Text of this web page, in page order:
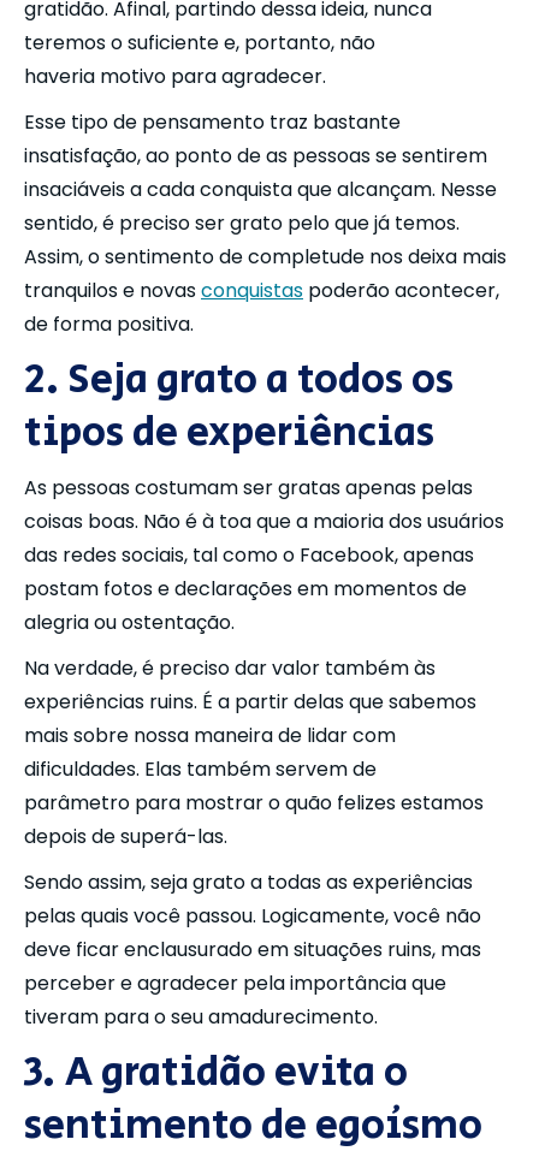
gratidão. Afinal, partindo dessa ideia, nunca
teremos o suficiente e, portanto, não
haveria motivo para agradecer.
Esse tipo de pensamento traz bastante
insatisfação, ao ponto de as pessoas se sentirem
insaciáveis a cada conquista que alcançam. Nesse
sentido, é preciso ser grato pelo que já temos.
Assim, o sentimento de completude nos deixa mais
tranquilos e novasconquistas poderão acontecer,
de forma positiva.
2. Seja grato a todos os
tipos de experiências
As pessoas costumam ser gratas apenas pelas
coisas boas. Não é à toa que a maioria dos usuários
das redes sociais, tal como o Facebook, apenas
postam fotos e declarações em momentos de
alegria ou ostentação.
Na verdade, é preciso dar valor também às
experiências ruins. É a partir delas que sabemos
mais sobre nossa maneira de lidar com
dificuldades. Elas também servem de
parâmetro para mostrar o quão felizes estamos
depois de superá-las.
Sendo assim, seja grato a todas as experiências
pelas quais você passou. Logicamente, você não
deve ficar enclausurado em situações ruins, mas
perceber e agradecer pela importância que
tiveram para o seu amadurecimento.
3. A gratidão evita o
sentimento de egoísmo